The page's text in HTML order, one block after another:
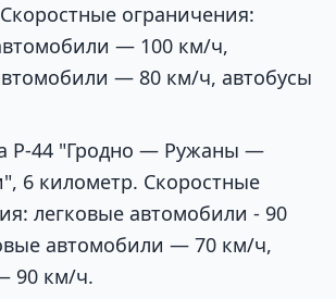
ограничения:
— 100 км/ч,
— 80 км/ч, автобусы
Р-44 "Гродно — Ружаны —
6 километр. Скоростные
легковые автомобили - 90
автомобили — 70 км/ч,
90 км/ч.